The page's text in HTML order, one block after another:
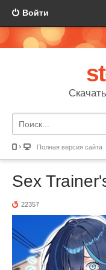
Войти
Полная версия сайта
Sex
22357